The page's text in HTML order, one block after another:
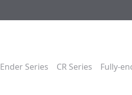
Ender Series CR Series Fully-